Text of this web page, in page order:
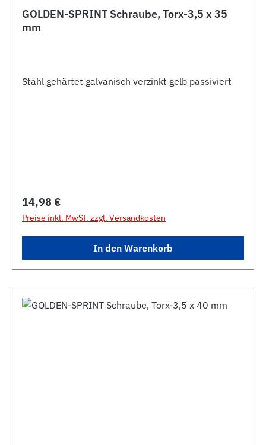
GOLDEN-SPRINT Schraube, Torx-3,5 x 35
mm
Stahl gehärtet galvanisch verzinkt gelb passiviert
Regulärer Preis:
14,98 €
Preise inkl. MwSt. zzgl. Versandkosten
In den Warenkorb